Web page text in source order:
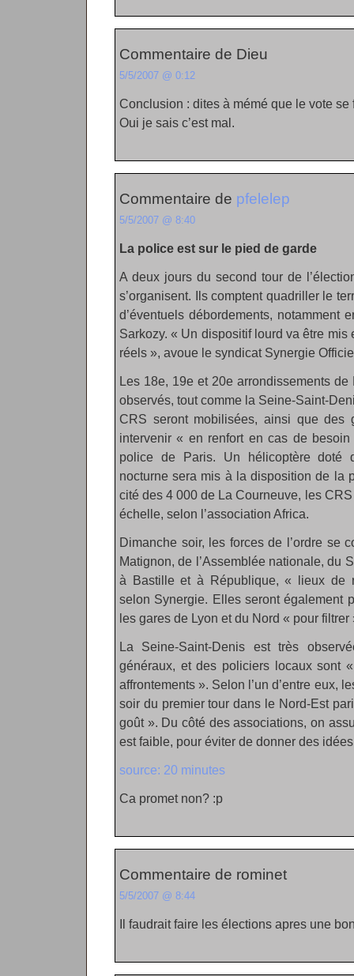
Commentaire de Dieu
5/5/2007 @ 0:12
Conclusion : dites à mémé que le vote se
Oui je sais c’est mal.
Commentaire de pfelelep
5/5/2007 @ 8:40
La police est sur le pied de garde
A deux jours du second tour de
s’organisent. Ils comptent quadriller le
d’éventuels débordements, notamment
Sarkozy. « Un dispositif lourd va être
réels », avoue le syndicat Synergie
Les 18e, 19e et 20e arrondissements
observés, tout comme la Seine-Saint-
CRS seront mobilisées, ainsi que des
intervenir « en renfort en cas de
police de Paris. Un hélicoptère doté
nocturne sera mis à la disposition de la
cité des 4 000 de La Courneuve, les
échelle, selon l’association Africa.
Dimanche soir, les forces de l’ordre se
Matignon, de l’Assemblée nationale, du
à Bastille et à République, « lieux de
selon Synergie. Elles seront également
les gares de Lyon et du Nord « pour
La Seine-Saint-Denis est très
généraux, et des policiers locaux sont
affrontements ». Selon l’un d’entre eux,
soir du premier tour dans le Nord-Est
goût ». Du côté des associations, on
est faible, pour éviter de donner des
source: 20 minutes
Ca promet non? :p
Commentaire de rominet
5/5/2007 @ 8:44
Il faudrait faire les élections apres une